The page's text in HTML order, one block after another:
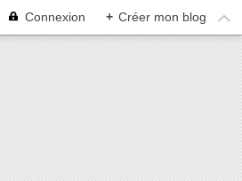
Connexion + Créer mon blog